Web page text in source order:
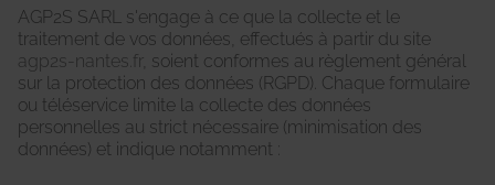
AGP2S SARL s'engage à ce que la collecte et le
traitement de vos données, effectués à partir du site
agp2s-nantes.fr, soient conformes au règlement général
sur la protection des données (RGPD). Chaque formulaire
ou téléservice limite la collecte des données
personnelles au strict nécessaire (minimisation des
données) et indique notamment :